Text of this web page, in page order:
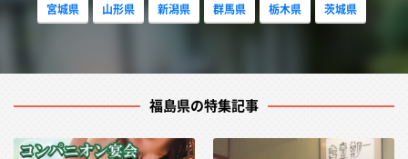
宮城県 山形県 新潟県 群馬県 栃木県 茨城県
福島県の特集記事